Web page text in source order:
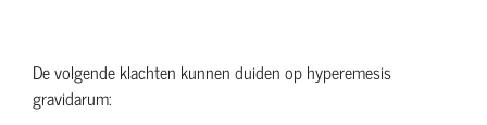
De volgende klachten kunnen duiden op hyperemesis
gravidarum: